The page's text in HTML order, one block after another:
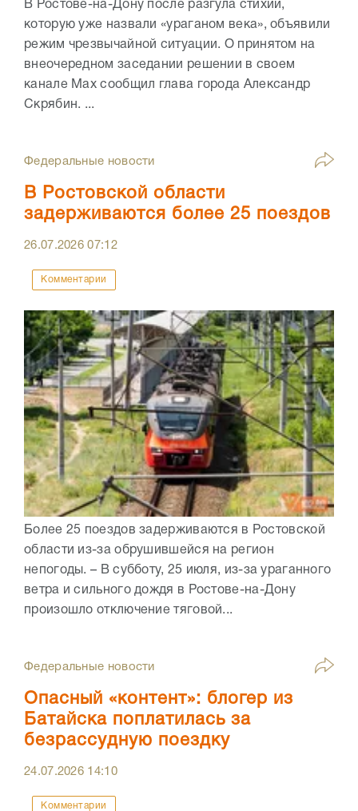
В Ростове-на-Дону после разгула стихии,
которую уже назвали «ураганом века», объявили
режим чрезвычайной ситуации. О принятом на
внеочередном заседании решении в своем
канале Max сообщил глава города Александр
Скрябин. ...
Федеральные новости
В Ростовской области
задерживаются более 25 поездов
26.07.202607:12
Комментарии
Более 25 поездов задерживаются в Ростовской
области из-за обрушившейся на регион
непогоды. – В субботу, 25 июля, из-за ураганного
ветра и сильного дождя в Ростове-на-Дону
произошло отключение тяговой...
Федеральные новости
Опасный «контент»: блогер из
Батайска поплатилась за
безрассудную поездку
24.07.2026 14:10
Комментарии